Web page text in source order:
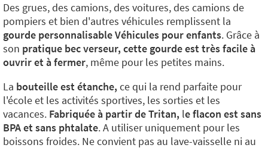
Des grues, des camions, des voitures, des camions de
pompiers et bien d'autres véhicules remplissent la
gourde personnalisable Véhicules pour enfants. Grâce à
son pratique bec verseur, cette gourde est très facile à
ouvrir et à fermer, même pour les petites mains.
La bouteille est étanche, ce qui la rend parfaite pour
l'école et les activités sportives, les sorties et les
vacances. Fabriquée à partir de Tritan, le flacon est sans
BPA et sans phtalate. A utiliser uniquement pour les
boissons froides. Ne convient pas au lave-vaisselle ni au